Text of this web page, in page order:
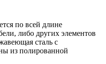
по всей длине
либо других элементов
сталь с
из полированной